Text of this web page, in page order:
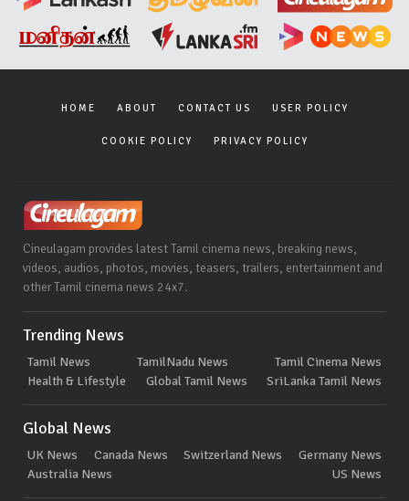
HOME ABOUT CONTACT US USER POLICY
COOKIE POLICY PRIVACY POLICY
Cineulagam provides latest Tamil cinema news, breaking news,
videos, audios, photos, movies, teasers, trailers, entertainment and
other Tamil cinema news 24x7.
Trending News
Tamil News TamilNadu News
Tamil Cinema News
Health & Lifestyle
Global Tamil News SriLanka Tamil News
Global News
UK News Canada News Switzerland News
Germany News
Australia News
US News